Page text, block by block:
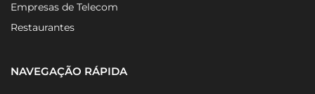
Empresas de Telecom
Restaurantes
NAVEGAÇÃO RÁPIDA